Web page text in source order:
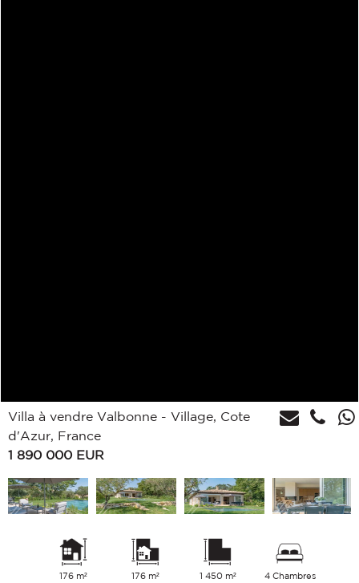
Villa à vendre Valbonne - Village, Cote
d'Azur, France
1 890 000 EUR
176 m² 176 m² 1 450 m² 4 Chambres